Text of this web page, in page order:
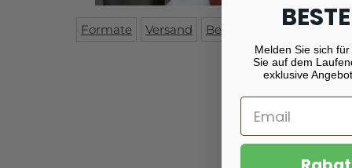
Formate Versand Beschreibung
Melden Sie sich
Sie auf dem
exklusive